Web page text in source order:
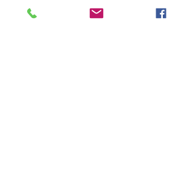
100% Polyester Rip-Stopová látka
Výrobce